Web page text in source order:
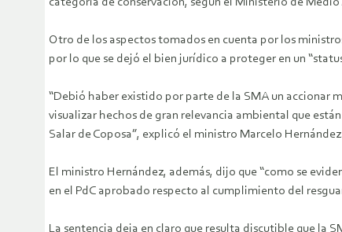
Otro de los aspectos tomados en cuenta por los
por lo que se dejó el bien jurídico a proteger en un
“Debió haber existido por parte de la SMA un accionar
visualizar hechos de gran relevancia ambiental que
Salar de Coposa”, explicó el ministro Marcelo
El ministro Hernández, además, dijo que “como se
en el PdC aprobado respecto al cumplimiento del
La sentencia deja en claro que resulta discutible que la